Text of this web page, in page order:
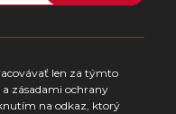
len za týmto
zásadami ochrany
na odkaz, ktorý